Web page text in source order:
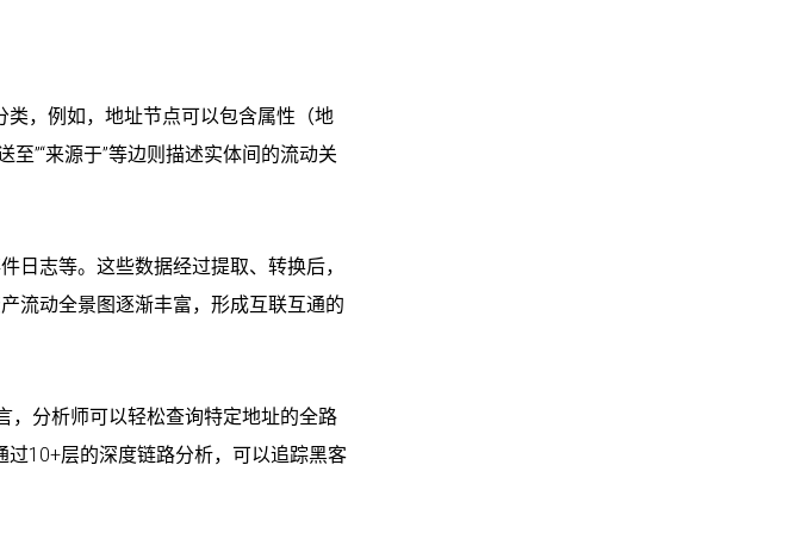
，例如，地址节点可以包含属性（地
”“来源于”等边则描述实体间的流动关
日志等。这些数据经过提取、转换后，
流动全景图逐渐丰富，形成互联互通的
，分析师可以轻松查询特定地址的全路
10+层的深度链路分析，可以追踪黑客